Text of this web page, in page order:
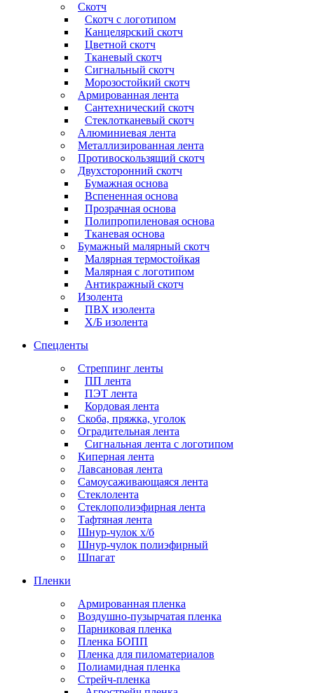
Скотч
Скотч с логотипом
Канцелярский скотч
Цветной скотч
Тканевый скотч
Сигнальный скотч
Морозостойкий скотч
Армированная лента
Сантехнический скотч
Стеклотканевый скотч
Алюминиевая лента
Металлизированная лента
Противоскользящий скотч
Двухсторонний скотч
Бумажная основа
Вспененная основа
Прозрачная основа
Полипропиленовая основа
Тканевая основа
Бумажный малярный скотч
Малярная термостойкая
Малярная с логотипом
Антикражный скотч
Изолента
ПВХ изолента
Х/Б изолента
Спецленты
Стреппинг ленты
ПП лента
ПЭТ лента
Кордовая лента
Скоба, пряжка, уголок
Оградительная лента
Сигнальная лента с логотипом
Киперная лента
Лавсановая лента
Самоусаживающаяся лента
Стеклолента
Стеклополиэфирная лента
Тафтяная лента
Шнур-чулок х/б
Шнур-чулок полиэфирный
Шпагат
Пленки
Армированная пленка
Воздушно-пузырчатая пленка
Парниковая пленка
Пленка БОПП
Пленка для пиломатериалов
Полиамидная пленка
Стрейч-пленка